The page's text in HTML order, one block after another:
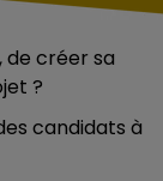
de créer sa
?
candidats à